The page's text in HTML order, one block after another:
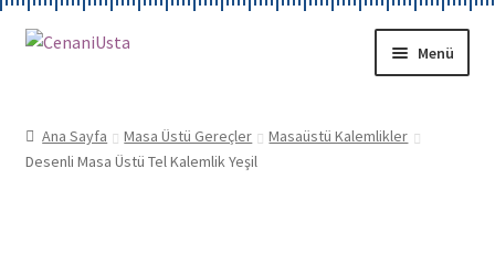
Dolaşıma
İçeriğe
Menü
HAKKIMIZDA
Ana Sayfa Masa Üstü Gereçler
Masaüstü Kalemlikler
Desenli Masa Üstü Tel Kalemlik Yeşil